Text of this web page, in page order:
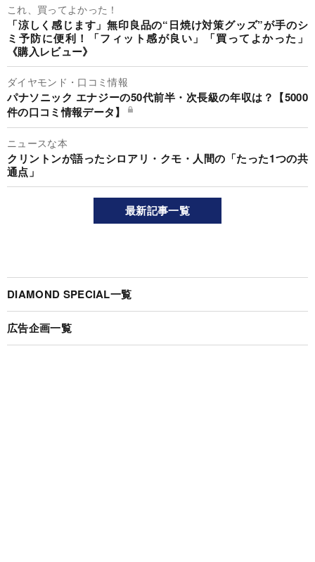
これ、買ってよかった！
「涼しく感じます」無印良品の“日焼け対策グッズ”が手のシ
ミ予防に便利！「フィット感が良い」「買ってよかった」
《購入レビュー》
ダイヤモンド・口コミ情報
パナソニック エナジーの50代前半・次長級の年収は？【5000
件の口コミ情報データ】
ニュースな本
クリントンが語ったシロアリ・クモ・人間の「たった1つの共
通点」
最新記事一覧
DIAMOND SPECIAL一覧
広告企画一覧